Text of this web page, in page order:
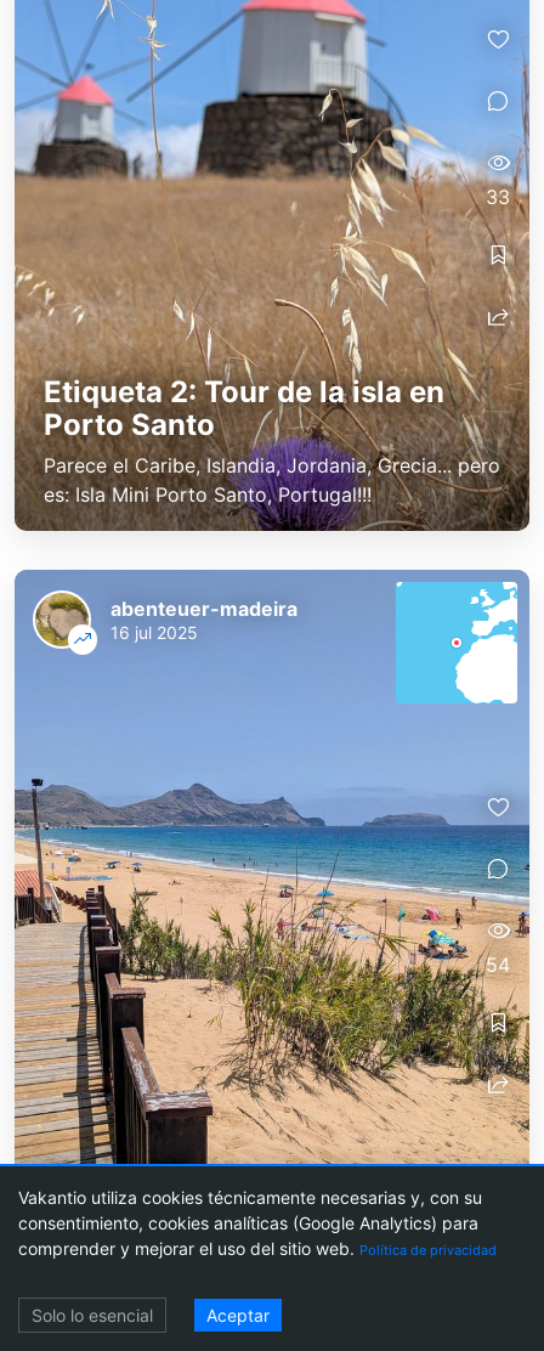
Etiqueta 2: Tour de la isla en
Porto Santo
Parece el Caribe, Islandia, Jordania, Grecia... pero
es: Isla Mini Porto Santo, Portugal!!!
33
Etiqueta 1: ¡Buenos días -
rumbo a Porto Santo!
Una pequeña isla alejada del turismo de masas
abenteuer-madeira
16 jul 2025
54
Vakantio utiliza cookies técnicamente necesarias y, con su
consentimiento, cookies analíticas (Google Analytics) para
comprender y mejorar el uso del sitio web. Política de privacidad
Solo lo esencial Aceptar